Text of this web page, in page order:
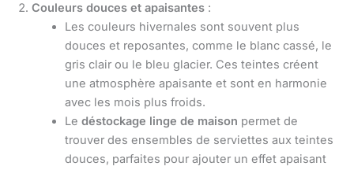
Couleurs douces et apaisantes :
Les couleurs hivernales sont souvent plus
douces et reposantes, comme le blanc cassé, le
gris clair ou le bleu glacier. Ces teintes créent
une atmosphère apaisante et sont en harmonie
avec les mois plus froids.
Le déstockage linge de maison permet de
trouver des ensembles de serviettes aux teintes
douces, parfaites pour ajouter un effet apaisant